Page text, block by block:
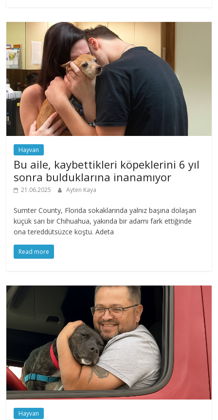
Hayvan
Bu aile, kaybettikleri köpeklerini 6 yıl
sonra bulduklarına inanamıyor
21.06.2025 Ayten Kaya
Sumter County, Florida sokaklarında yalnız başına dolaşan
küçük sarı bir Chihuahua, yakında bir adamı fark ettiğinde
ona tereddütsüzce koştu. Adeta
Read more
Hayvan